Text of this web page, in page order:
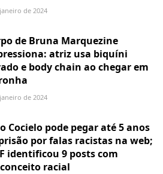
de 2024
de Bruna Marquezine
atriz usa biquíni
e body chain ao chegar em
de 2024
Cocielo pode pegar até 5 anos
por falas racistas na web;
identificou 9 posts com
racial